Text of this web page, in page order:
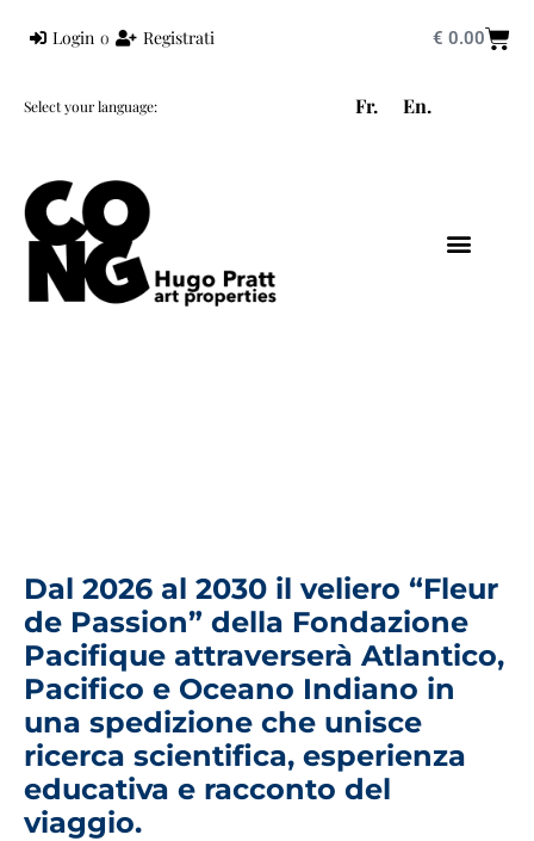
Login o Registrati € 0.00
Select your language: Fr. En.
Dal 2026 al 2030 il veliero “Fleur
de Passion” della Fondazione
Pacifique attraverserà Atlantico,
Pacifico e Oceano Indiano in
una spedizione che unisce
ricerca scientifica, esperienza
educativa e racconto del
viaggio.